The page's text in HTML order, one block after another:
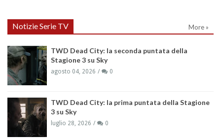
Notizie Serie TV More »
TWD Dead City: la seconda puntata della
Stagione 3 su Sky
agosto 04, 2026 0
TWD Dead City: la prima puntata della Stagione
3 su Sky
luglio 28, 2026 0